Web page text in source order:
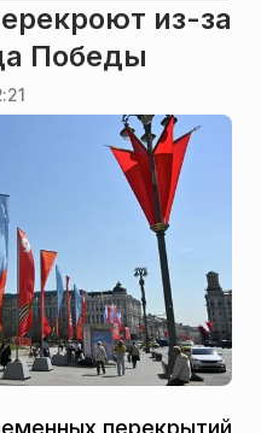
из-за
Победы
перекрытий